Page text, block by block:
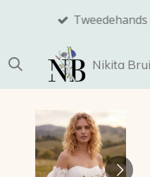
de
hoofdinhoud
Nikita